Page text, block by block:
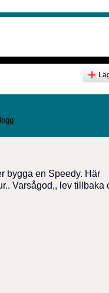
bygga en Speedy. Här
Varsågod,, lev tillbaka